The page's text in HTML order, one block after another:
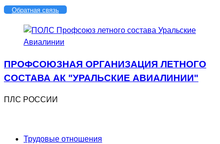
Перейти
содержимому
Обратная связь
ПРОФСОЮЗНАЯ ОРГАНИЗАЦИЯ ЛЕТНОГО
СОСТАВА АК "УРАЛЬСКИЕ АВИАЛИНИИ"
ПЛС РОССИИ
Трудовые отношения